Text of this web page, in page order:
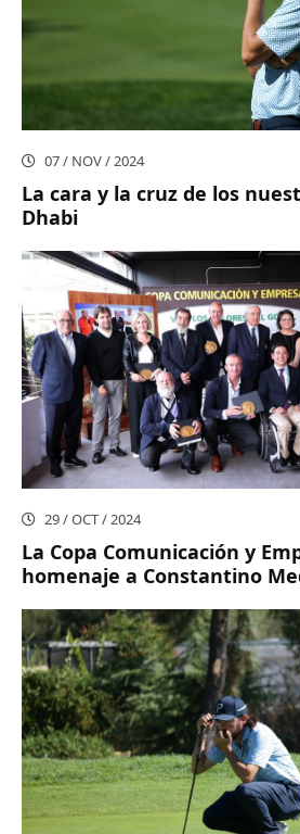
07 / NOV / 2024
La cara y la cruz de los
Dhabi
29 / OCT / 2024
La Copa Comunicación y
homenaje a Constantino